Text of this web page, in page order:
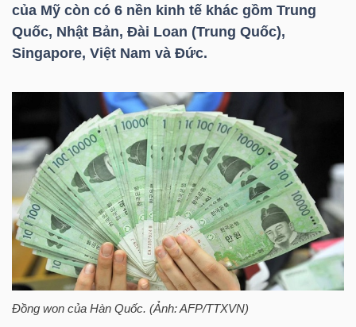
của Mỹ còn có 6 nền kinh tế khác gồm Trung
Quốc, Nhật Bản, Đài Loan (Trung Quốc),
Singapore, Việt Nam và Đức.
Đồng won của Hàn Quốc. (Ảnh: AFP/TTXVN)
NGHIỆP
TÀI
CHÍNH